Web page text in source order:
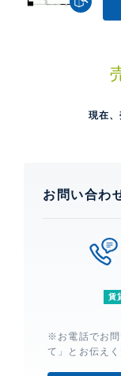
現在
お問い合わ
賃
※お電話でお問
て」とお伝えく